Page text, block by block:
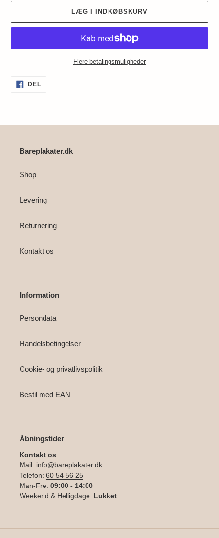
LÆG I INDKØBSKURV
Flere betalingsmuligheder
Lægger
produkt
DEL
Bareplakater.dk
Shop
Levering
Returnering
Kontakt os
Information
Persondata
Handelsbetingelser
Cookie- og privatlivspolitik
Bestil med EAN
Åbningstider
Kontakt os
Mail: info@bareplakater.dk
Telefon: 60 54 56 25
Man-Fre: 09:00 - 14:00
Weekend & Helligdage: Lukket